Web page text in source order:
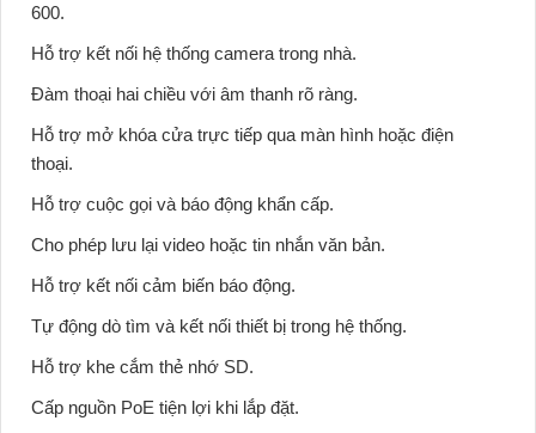
600.
Hỗ trợ kết nối hệ thống camera trong nhà.
Đàm thoại hai chiều với âm thanh rõ ràng.
Hỗ trợ mở khóa cửa trực tiếp qua màn hình hoặc điện
thoại.
Hỗ trợ cuộc gọi và báo động khẩn cấp.
Cho phép lưu lại video hoặc tin nhắn văn bản.
Hỗ trợ kết nối cảm biến báo động.
Tự động dò tìm và kết nối thiết bị trong hệ thống.
Hỗ trợ khe cắm thẻ nhớ SD.
Cấp nguồn PoE tiện lợi khi lắp đặt.